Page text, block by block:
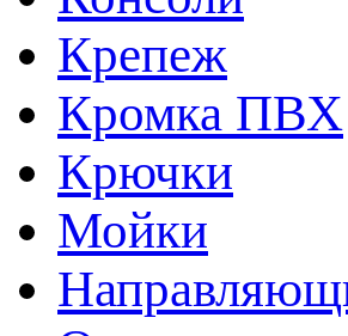
Крепеж
Кромка ПВХ
Крючки
Мойки